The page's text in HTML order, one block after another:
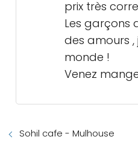
prix très
Les garçons
des amours ,
monde !
Venez
Sohil cafe - Mulhouse